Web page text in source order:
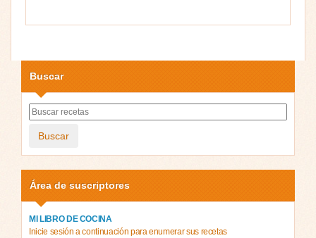
Buscar
Buscar
Área de suscriptores
MI LIBRO DE COCINA
Inicie sesión a continuación para enumerar sus recetas